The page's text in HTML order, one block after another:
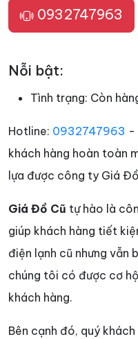
0932747963
Nỗi bật:
Tình trạng: Còn
Hotline: 0932747963 -
khách hàng hoàn toàn
lựa được công ty Giá
Giá Đồ Cũ tự hào là
giúp khách hàng tiết
điện lạnh cũ nhưng vẫn
chúng tôi có được cơ
khách hàng.
Bên cạnh đó, quý